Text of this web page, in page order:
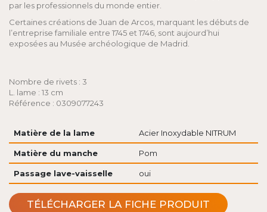
par les professionnels du monde entier.
Certaines créations de Juan de Arcos, marquant les débuts de
l’entreprise familiale entre 1745 et 1746, sont aujourd’hui
exposées au Musée archéologique de Madrid.
Nombre de rivets : 3
L. lame : 13 cm
Référence : 0309077243
Matière de la lame Acier Inoxydable NITRUM
Matière du manche Pom
Passage lave-vaisselle oui
TÉLÉCHARGER LA FICHE PRODUIT